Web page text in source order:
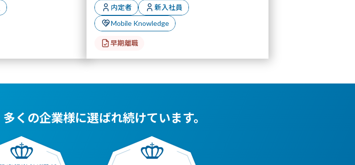
内定者
新入社員
Mobile Knowledge
早期離職
多くの企業様に選ばれ続けています。